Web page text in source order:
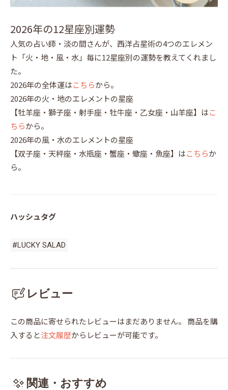
2026年の12星座別運勢
人気の占い師・淡の間さんが、西洋占星術の4つのエレメン
ト「火・地・風・水」毎に12星座別の運勢を教えてくれまし
た。
2026年の全体運はこちらから。
2026年の火・地のエレメントの星座
【牡羊座・獅子座・射手座・牡牛座・乙女座・山羊座】はこ
ちらから。
2026年の風・水のエレメントの星座
【双子座・天秤座・水瓶座・蟹座・蠍座・魚座】はこちらか
ら。
ハッシュタグ
#LUCKY SALAD
レビュー
この商品に寄せられたレビューはまだありません。
商品を購
入すると注文履歴からレビューが可能です。
関連・おすすめ